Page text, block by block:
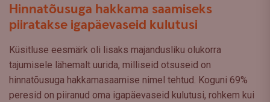
Hinnatõusuga hakkama saamiseks
piiratakse igapäevaseid kulutusi
Küsitluse eesmärk oli lisaks majandusliku olukorra
tajumisele lähemalt uurida, milliseid otsuseid on
hinnatõusuga hakkamasaamise nimel tehtud. Koguni 69%
peresid on piiranud oma igapäevaseid kulutusi, rohkem kui